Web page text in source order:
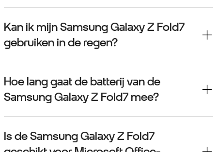
Kan ik mijn Samsung Galaxy Z Fold7
gebruiken in de regen?
Hoe lang gaat de batterij van de
Samsung Galaxy Z Fold7 mee?
Is de Samsung Galaxy Z Fold7